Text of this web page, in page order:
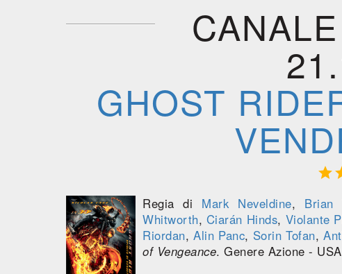
GHOST

Regia di Mark Neveldine, Brian
Whitworth, Ciarán Hinds, Violante
Riordan,Alin Panc, Sorin Tofan,
of Vengeance. Genere Azione -